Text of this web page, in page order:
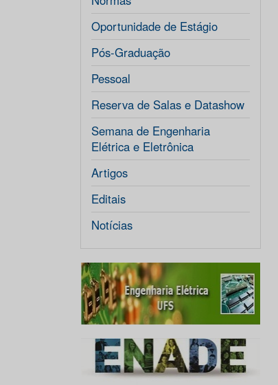
Oportunidade de Estágio
Pós-Graduação
Pessoal
Reserva de Salas e Datashow
Semana de Engenharia
Elétrica e Eletrônica
Artigos
Editais
Notícias